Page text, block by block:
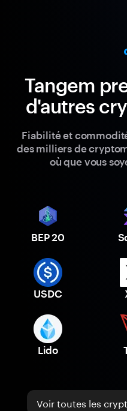
Tangem
d'autres
Fiabilité et
des milliers de
où que vous
BEP 20
USDC
Lido
Voir toutes les